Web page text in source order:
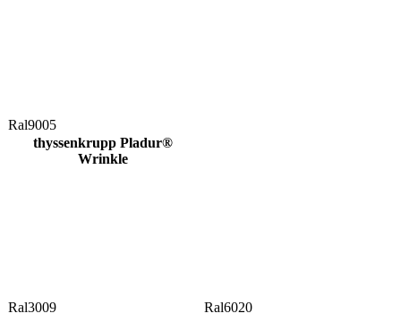
Ral9005
thyssenkrupp Pladur®
Wrinkle
Ral3009 Ral6020